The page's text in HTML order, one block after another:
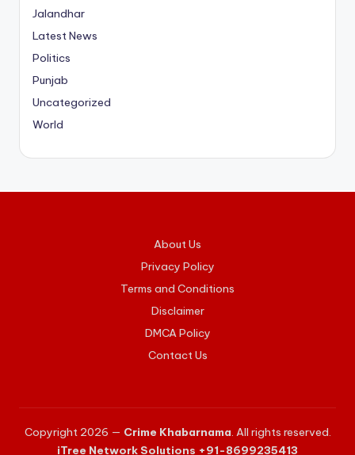
Jalandhar
Latest News
Politics
Punjab
Uncategorized
World
About Us
Privacy Policy
Terms and Conditions
Disclaimer
DMCA Policy
Contact Us
Copyright 2026 — Crime Khabarnama. All rights reserved.
iTree Network Solutions +91-8699235413